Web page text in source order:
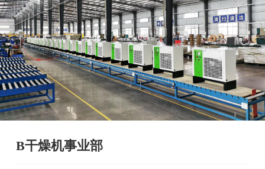
B干燥机事业部